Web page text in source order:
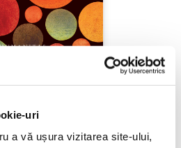
uri
a vă ușura vizitarea site-ului,